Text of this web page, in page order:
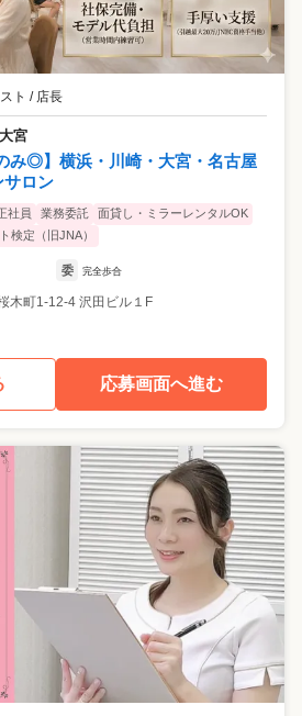
ト / 店長
宮
み◎】横浜・川崎・大宮・名古屋
サロン
社員 業務委託
面貸し・ミラーレンタルOK
検定（旧JNA）
委 完全歩合
木町1-12-4 沢田ビル１F
応募画面へ進む